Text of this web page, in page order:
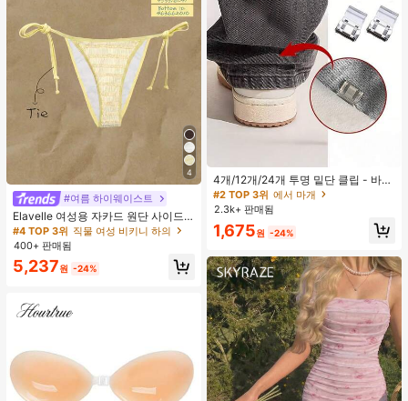
4
#여름 하이웨이스트
Elavelle 여성용 자카드 원단 사이드
타이 비키니 하의, 봄/여름
#4 TOP 3위 직물 여성 비키니 하의
400+ 판매됨
5,237원 -24%
4개/12개/24개 투명 밑단 클립 - 바지
밑단 끌림 방지를 위한 심리스 무봉제
조절기, 의류 수선 및 깔끔한 바지 길
이 맞춤을 위한 숨겨진 밑단 조절 클립
(랜덤 색상)
#2 TOP 3위 에서 마개
2.3k+ 판매됨
1,675원 -24%